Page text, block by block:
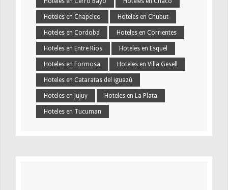
Hoteles en Chapelco Hoteles en Chubut
Hoteles en Cordoba Hoteles en Corrientes
Hoteles en Entre Rios Hoteles en Esquel
Hoteles en Formosa Hoteles en Villa Gesell
Hoteles en Cataratas del iguazú
Hoteles en Jujuy Hoteles en La Plata
Hoteles en Tucuman